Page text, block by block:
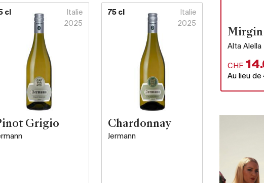
cl
Italie
2025
Grigio
75 cl
Italie
2025
Chardonnay
Jermann
Mirgin
Alta Alella
CHF
Au lieu de